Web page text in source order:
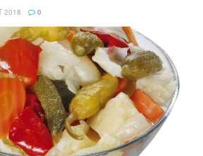
2018 0